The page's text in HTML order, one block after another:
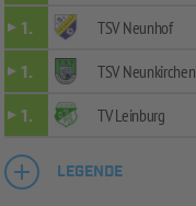
1.
TSV Neunhof
1.
TSV Neunkirchen
1.
TV Leinburg
LEGENDE